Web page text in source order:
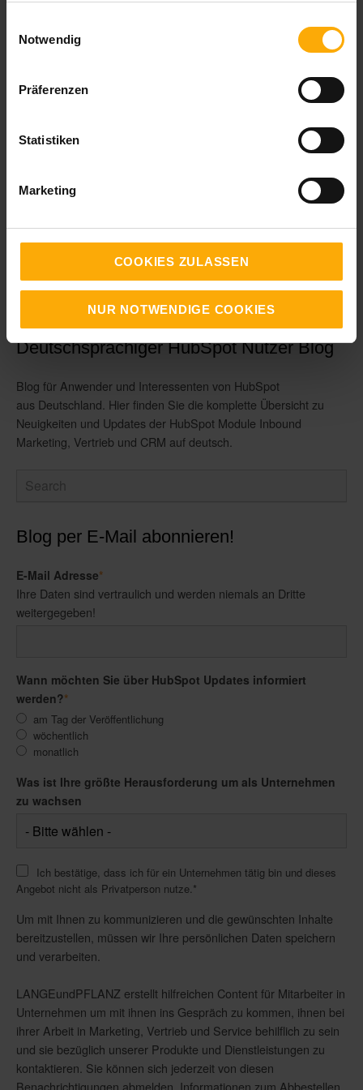
Notwendig
Präferenzen
Statistiken
Marketing
COOKIES ZULASSEN
NUR NOTWENDIGE COOKIES
kontaktieren. Sie können sich jederzeit von
diesen Benachrichtigungen abmelden.
Datenschutzpraktiken und unsere
finden Sie in unseren
Deutschsprachiger HubSpot Nutzer Blog
Blog für Anwender und Interessenten von HubSpot
aus Deutschland. Hier finden Sie die komplette Übersicht zu
Neuigkeiten und Updates der HubSpot Module Inbound
Marketing, Vertrieb und CRM auf deutsch.
Blog per E-Mail abonnieren!
E-Mail Adresse*
Ihre Daten sind vertraulich und werden niemals an Dritte
weitergegeben!
Wann möchten Sie über HubSpot Updates informiert
werden?*
am Tag der Veröffentlichung
wöchentlich
monatlich
Was ist Ihre größte Herausforderung um als Unternehmen
zu wachsen
Ich bestätige, dass ich für ein Unternehmen tätig bin und dieses
Angebot nicht als Privatperson nutze. *
Um mit Ihnen zu kommunizieren und die gewünschten Inhalte
bereitzustellen, müssen wir Ihre persönlichen Daten speichern
und verarbeiten.
LANGEundPFLANZ erstellt hilfreichen Content für Mitarbeiter in
Unternehmen um mit ihnen ins Gespräch zu kommen, ihnen bei
ihrer Arbeit in Marketing, Vertrieb und Service behilflich zu sein
und sie bezüglich unserer Produkte und Dienstleistungen zu
kontaktieren. Sie können sich jederzeit von diesen
Benachrichtigungen abmelden. Informationen zum Abbestellen